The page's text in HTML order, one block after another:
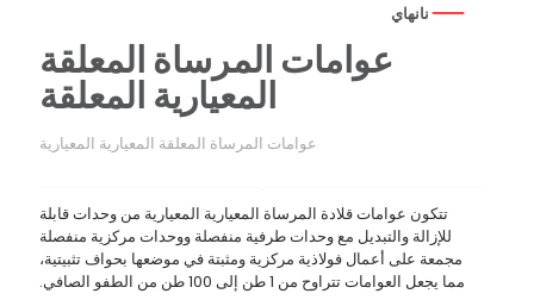
نانهاي
عوامات المرساة المعلقة
المعيارية المعلقة
عوامات المرساة المعلقة المعيارية المعيارية
تتكون عوامات قلادة المرساة المعيارية المعيارية من وحدات قابلة
للإزالة والتبديل مع وحدات طرفية منفصلة ووحدات مركزية منفصلة
مجمعة على أعمال فولاذية مركزية ومثبتة في موضعها بحواف تثبيتية،
مما يجعل العوامات تتراوح من 1 طن إلى 100 طن من الطفو الصافي.